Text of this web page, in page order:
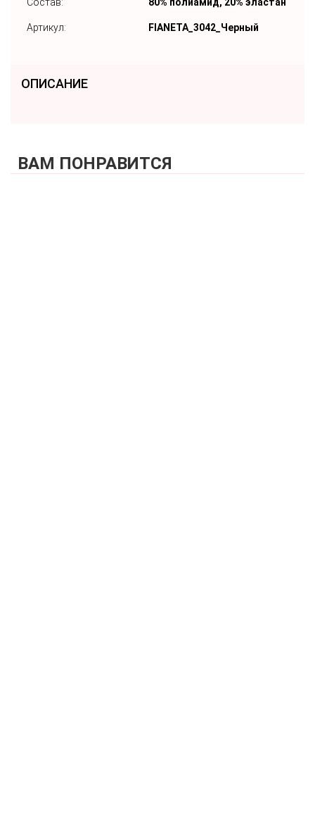
Артикул: FIANETA_3042_Черный
ОПИСАНИЕ
ВАМ ПОНРАВИТСЯ